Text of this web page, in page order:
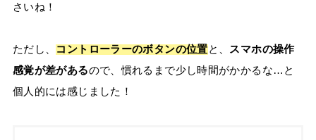
さいね！
ただし、 コントローラーのボタンの位置と、 スマホの操作
感覚が差があるので、慣れるまで少し時間がかかるな…と
個人的には感じました！